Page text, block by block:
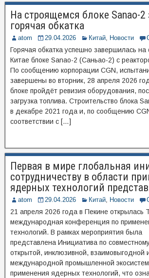
На строящемся блоке Sanao-2
горячая обкатка
atom 29.04.2026 Китай, Новости
Горячая обкатка успешно завершилась
Китае блоке Sanao-2 (Саньао-2) с
По сообщению корпорации CGN,
завершены во вторник, 28 апреля 2026
блоке пройдёт ревизия оборудования,
загрузка топлива. Строительство блока
в декабре 2021 года и, по сообщению
соответствии с […]
Первая в мире глобальная
сотрудничеству в области
ядерных технологий
atom 29.04.2026 Китай, Новости
21 апреля 2026 года в Пекине открылась
международная конференция по
технологий. В рамках мероприятия была
представлена Инициатива по
открытой, инклюзивной, взаимовыгодной
международной промышленной
применения ядерных технологий, что